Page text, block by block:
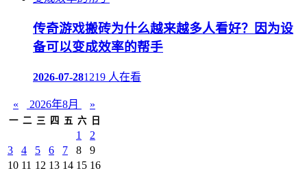
传奇游戏搬砖为什么越来越多人看好？因为设
备可以变成效率的帮手
2026-07-281219 人在看
« 2026年8月 »
一 二 三 四 五 六 日
1
2
3
4 5 6 7 8
9
10 11 12 13 14 15 16